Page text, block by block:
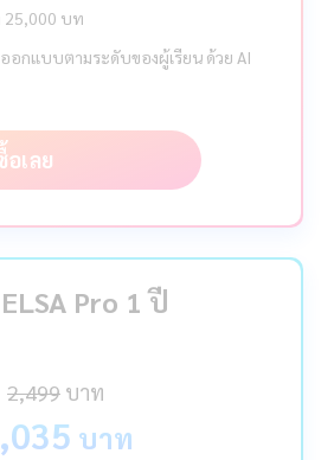
25,000 บท
อกแบบตามระดับของผู้เรียน ด้วย AI
อเลย
ELSA Pro 1 ปี
2,499 บาท
บาท